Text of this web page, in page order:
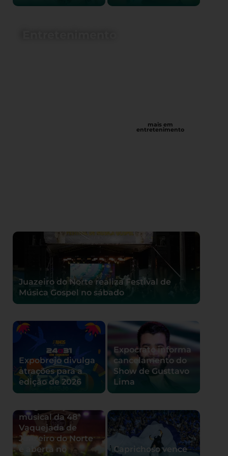
mais em
entretenimento
Juazeiro do Norte realiza Festival de
Música Gospel no sábado
Expobrejo divulga
atrações para a
edição de 2026
Expocrato informa
cancelamento do
Show de Gusttavo
Lima
musical da 48ª
Vaquejada de
Juazeiro do Norte
é aberta no
Caprichoso vence